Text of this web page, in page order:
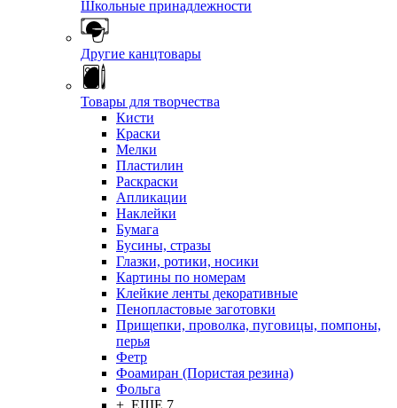
Школьные принадлежности
Другие канцтовары
Товары для творчества
Кисти
Краски
Мелки
Пластилин
Раскраски
Апликации
Наклейки
Бумага
Бусины, стразы
Глазки, ротики, носики
Картины по номерам
Клейкие ленты декоративные
Пенопластовые заготовки
Прищепки, проволка, пуговицы, помпоны,
перья
Фетр
Фоамиран (Пористая резина)
Фольга
+ ЕЩЕ 7